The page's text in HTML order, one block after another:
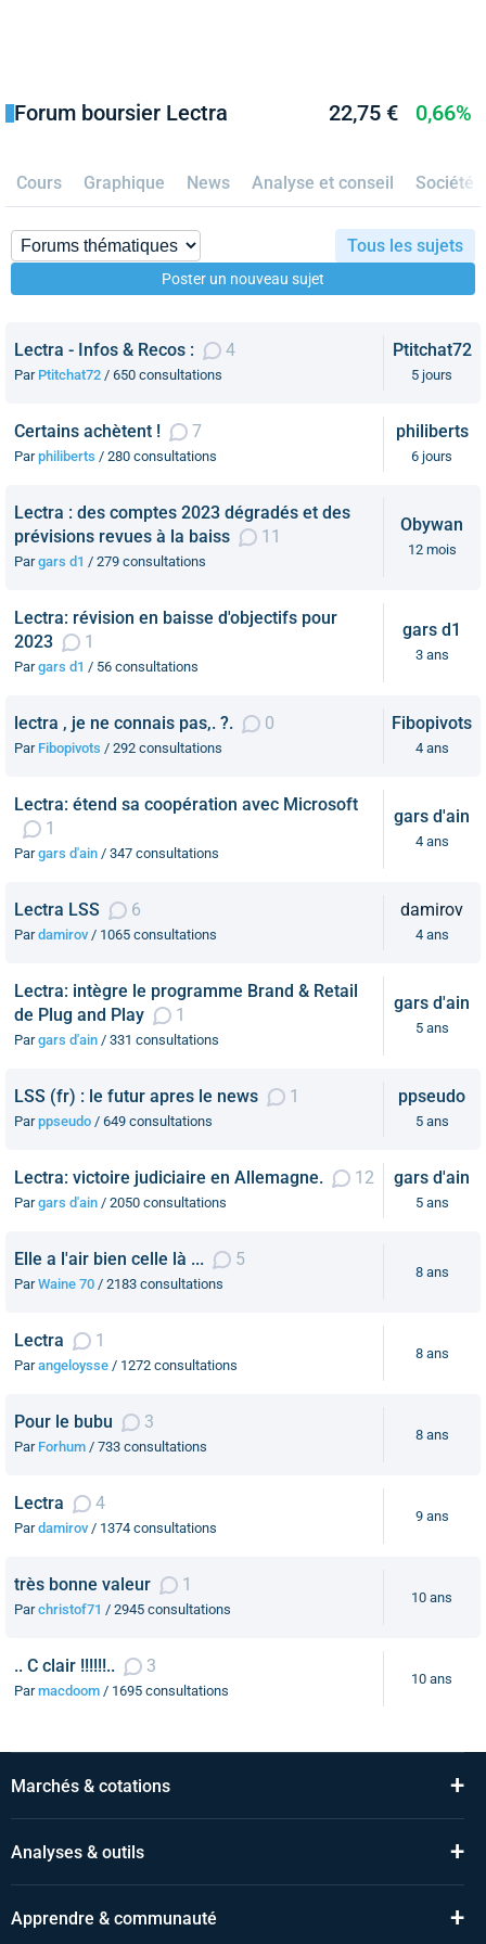
Forum boursier Lectra 22,75 € 0,66%
Cours Graphique News Analyse et conseil Société
Tous les sujets
Poster un nouveau sujet
Lectra - Infos & Recos : 4
Par Ptitchat72 / 650 consultations
Ptitchat72
5 jours
Certains achètent ! 7
Parphiliberts / 280 consultations
philiberts
6 jours
Lectra : des comptes 2023 dégradés et des
prévisions revues à la baiss
11
Pargars d1 / 279 consultations
Obywan
12 mois
Lectra: révision en baisse d'objectifs pour
2023
1
Pargars d1 / 56 consultations
gars d1
3 ans
lectra , je ne connais pas,. ?. 0
Par Fibopivots / 292 consultations
Fibopivots
4 ans
Lectra: étend sa coopération avec Microsoft
1
Pargars d'ain / 347 consultations
gars d'ain
4 ans
Lectra LSS 6
Pardamirov/ 1065 consultations
damirov
4 ans
Lectra: intègre le programme Brand & Retail
de Plug and Play
1
Pargars d'ain / 331 consultations
gars d'ain
5 ans
LSS (fr) : le futur apres le news 1
Parppseudo / 649 consultations
ppseudo
5 ans
Lectra: victoire judiciaire en Allemagne. 12
Pargars d'ain / 2050 consultations
gars d'ain
5 ans
Elle a l'air bien celle là ... 5
ParWaine 70 / 2183 consultations
8 ans
Lectra 1
Parangeloysse / 1272 consultations
8 ans
Pour le bubu 3
Par Forhum / 733 consultations
8 ans
Lectra 4
Pardamirov/ 1374 consultations
9 ans
très bonne valeur 1
Parchristof71 / 2945 consultations
10 ans
.. C clair !!!!!!.. 3
Parmacdoom / 1695 consultations
10 ans
Marchés & cotations +
Analyses & outils +
Apprendre & communauté +